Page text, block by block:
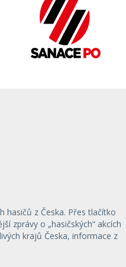
hasičů z Česka. Přes tlačítko
zprávy o „hasičských“ akcích
krajů Česka, informace z